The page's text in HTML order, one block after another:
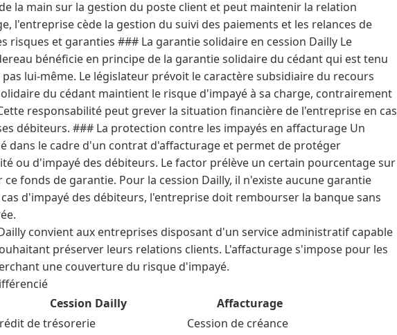
la main sur la gestion du poste client et peut maintenir la relation
l'entreprise cède la gestion du suivi des paiements et les relances de
risques et garanties ### La garantie solidaire en cession Dailly Le
bénéficie en principe de la garantie solidaire du cédant qui est tenu
lui-même. Le législateur prévoit le caractère subsidiaire du recours
du cédant maintient le risque d'impayé à sa charge, contrairement
responsabilité peut grever la situation financière de l'entreprise en cas
débiteurs. ### La protection contre les impayés en affacturage Un
dans le cadre d'un contrat d'affacturage et permet de protéger
ou d'impayé des débiteurs. Le factor prélève un certain pourcentage sur
fonds de garantie. Pour la cession Dailly, il n'existe aucune garantie
d'impayé des débiteurs, l'entreprise doit rembourser la banque sans
convient aux entreprises disposant d'un service administratif capable
préserver leurs relations clients. L'affacturage s'impose pour les
une couverture du risque d'impayé.
Cession Dailly
Affacturage
de trésorerie
Cession de créance